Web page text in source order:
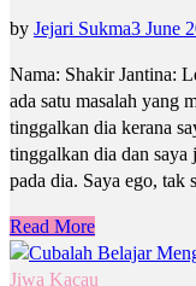
by Jejari Sukma3 June
Nama: Shakir Jantina:
ada satu masalah yang
tinggalkan dia kerana
tinggalkan dia dan saya
pada dia. Saya ego,
Read More
Jiwa Kacau